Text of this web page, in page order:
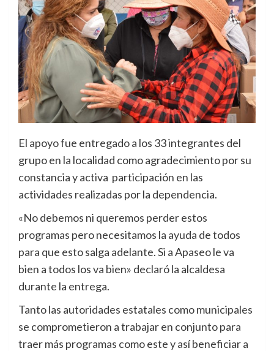
El apoyo fue entregado a los 33 integrantes del
grupo en la localidad como agradecimiento por su
constancia y activa participación en las
actividades realizadas por la dependencia.
«No debemos ni queremos perder estos
programas pero necesitamos la ayuda de todos
para que esto salga adelante. Si a Apaseo le va
bien a todos los va bien» declaró la alcaldesa
durante la entrega.
Tanto las autoridades estatales como municipales
se comprometieron a trabajar en conjunto para
traer más programas como este y así beneficiar a